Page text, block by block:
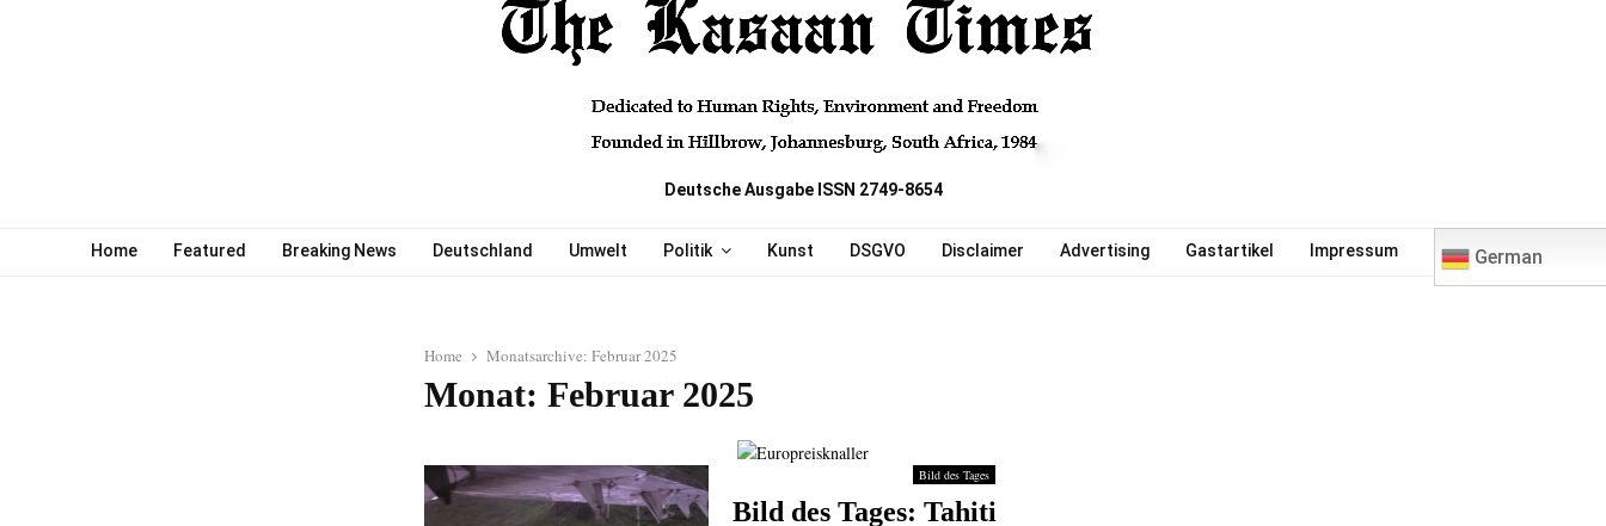
Deutsche Ausgabe ISSN 2749-8654
Home Featured Breaking News Deutschland Umwelt Politik Kunst DSGVO Disclaimer Advertising Gastartikel Impressum German
Home Monatsarchive: Februar 2025
Monat: Februar 2025
Bild des Tages
Bild des Tages: Tahiti